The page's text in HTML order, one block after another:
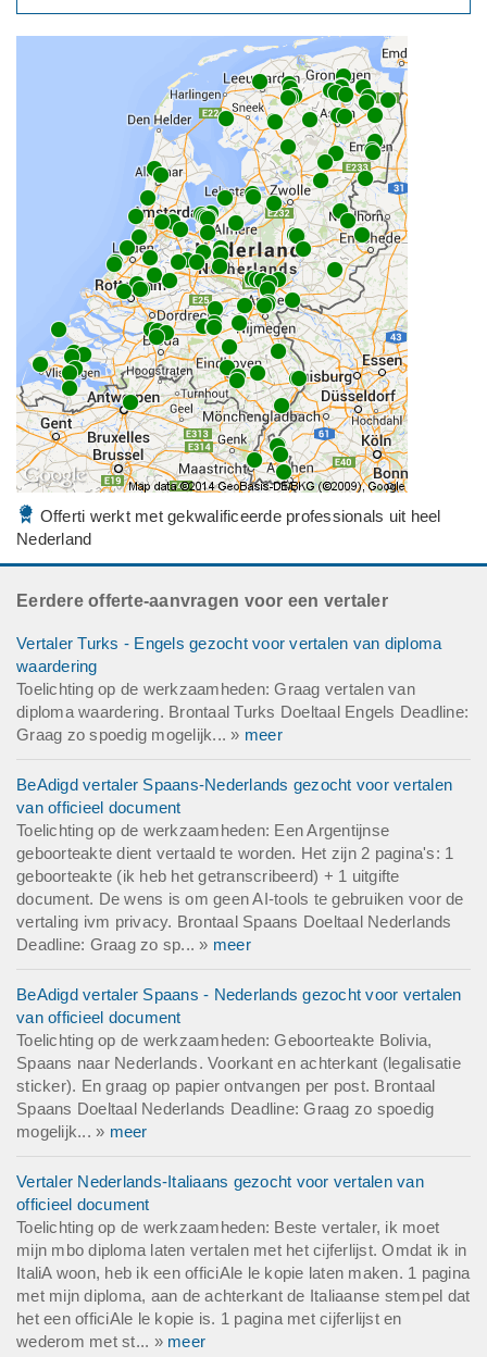
Offerti werkt met gekwalificeerde professionals uit heel
Nederland
Eerdere offerte-aanvragen voor een vertaler
Vertaler Turks - Engels gezocht voor vertalen van diploma
waardering
Toelichting op de werkzaamheden: Graag vertalen van
diploma waardering. Brontaal Turks Doeltaal Engels Deadline:
Graag zo spoedig mogelijk... » meer
BeAdigd vertaler Spaans-Nederlands gezocht voor vertalen
van officieel document
Toelichting op de werkzaamheden: Een Argentijnse
geboorteakte dient vertaald te worden. Het zijn 2 pagina's: 1
geboorteakte (ik heb het getranscribeerd) + 1 uitgifte
document. De wens is om geen AI-tools te gebruiken voor de
vertaling ivm privacy. Brontaal Spaans Doeltaal Nederlands
Deadline: Graag zo sp... » meer
BeAdigd vertaler Spaans - Nederlands gezocht voor vertalen
van officieel document
Toelichting op de werkzaamheden: Geboorteakte Bolivia,
Spaans naar Nederlands. Voorkant en achterkant (legalisatie
sticker). En graag op papier ontvangen per post. Brontaal
Spaans Doeltaal Nederlands Deadline: Graag zo spoedig
mogelijk... » meer
Vertaler Nederlands-Italiaans gezocht voor vertalen van
officieel document
Toelichting op de werkzaamheden: Beste vertaler, ik moet
mijn mbo diploma laten vertalen met het cijferlijst. Omdat ik in
ItaliA woon, heb ik een officiAle le kopie laten maken. 1 pagina
met mijn diploma, aan de achterkant de Italiaanse stempel dat
het een officiAle le kopie is. 1 pagina met cijferlijst en
wederom met st... » meer